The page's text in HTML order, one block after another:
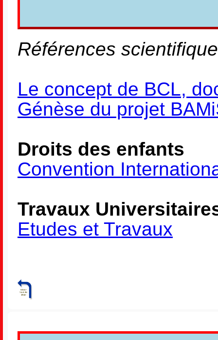
Références
Le concept de BCL,
Génèse du projet
Droits des enfants
Convention
Travaux
Etudes et Travaux